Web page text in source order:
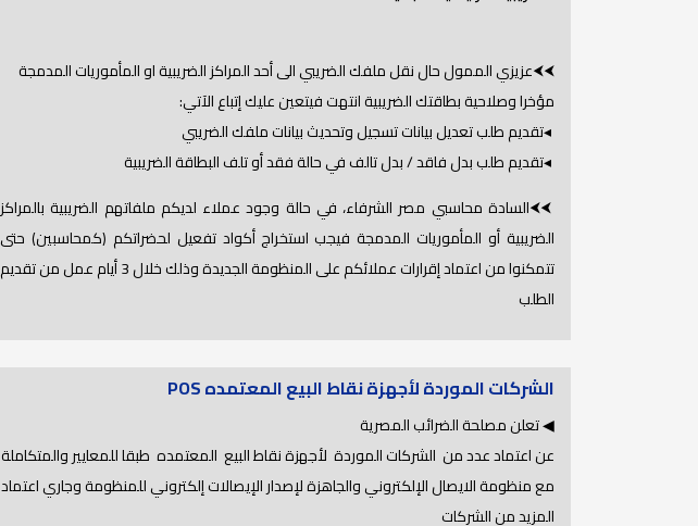
⮜⮜عزيزي الممول حال نقل ملفك الضريبي الى أحد المراكز الضريبية او المأموريات المدمجة
مؤخرا وصلاحية بطاقتك الضريبية انتهت فيتعين عليك إتباع الآتي:
◂تقديم طلب تعديل بيانات تسجيل وتحديث بيانات ملفك الضريبي
◂تقديم طلب بدل فاقد / بدل تالف في حالة فقد أو تلف البطاقة الضريبية
⮜⮜السادة محاسبي مصر الشرفاء، في حالة وجود عملاء لديكم ملفاتهم الضريبية بالمراكز
الضريبية أو المأموريات المدمجة فيجب استخراج أكواد تفعيل لحضراتكم (كمحاسبين) حتى
تتمكنوا من اعتماد إقرارات عملائكم على المنظومة الجديدة وذلك خلال 3 أيام عمل من تقديم
الطلب
الشركات الموردة لأجهزة نقاط البيع المعتمده POS
◀ تعلن مصلحة الضرائب المصرية
عن اعتماد عدد من الشركات الموردة لأجهزة نقاط البيع المعتمده طبقا للمعايير والمتكاملة
مع منظومة الايصال الإلكتروني والجاهزة لإصدار الإيصالات إلكتروني للمنظومة وجاري اعتماد
المزيد من الشركات